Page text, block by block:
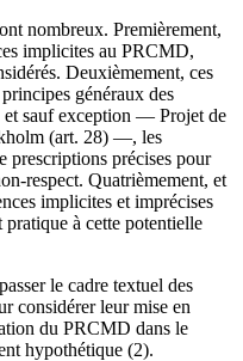
nombreux. Premièrement,
implicites au PRCMD,
Deuxièmement, ces
généraux des
et sauf exception — Projet de
(art. 28) —, les
prescriptions précises pour
respect. Quatrièmement, et
implicites et imprécises
à cette potentielle
le cadre textuel des
considérer leur mise en
du PRCMD dans le
hypothétique (2).